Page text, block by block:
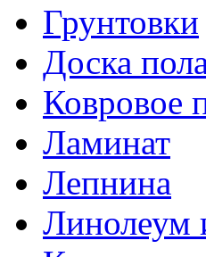
Грунтовки
Доска
Ковровое
Ламинат
Лепнина
Линолеум